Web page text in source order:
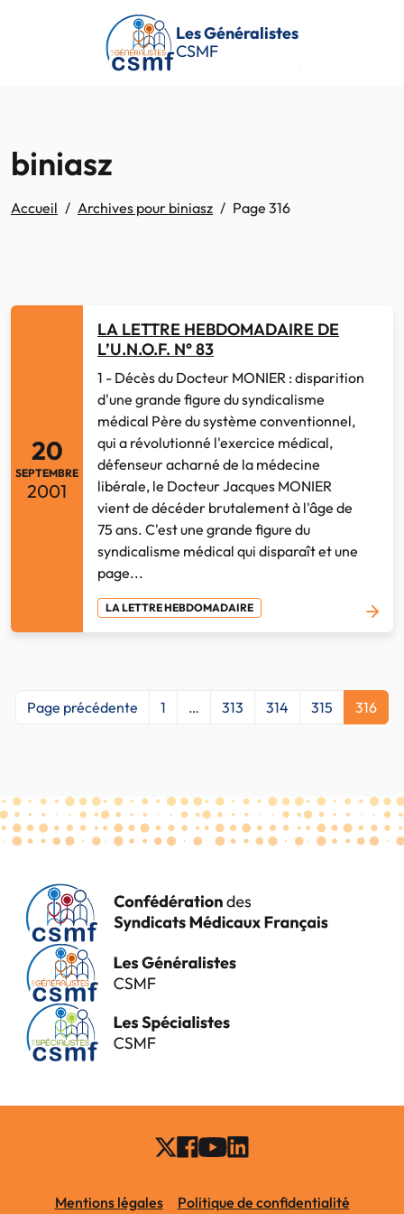
Passer au contenu principal
Les Généralistes
CSMF
biniasz
Accueil Archives pour biniasz Page 316
20
SEPTEMBRE
2001
LA LETTRE HEBDOMADAIRE DE
L’U.N.O.F. N° 83
1 - Décès du Docteur MONIER : disparition
d'une grande figure du syndicalisme
médical Père du système conventionnel,
qui a révolutionné l'exercice médical,
défenseur acharné de la médecine
libérale, le Docteur Jacques MONIER
vient de décéder brutalement à l'âge de
75 ans. C'est une grande figure du
syndicalisme médical qui disparaît et une
page...
LA LETTRE HEBDOMADAIRE
Page précédente 1 … 313 314 315 316
Mentions légales Politique de confidentialité